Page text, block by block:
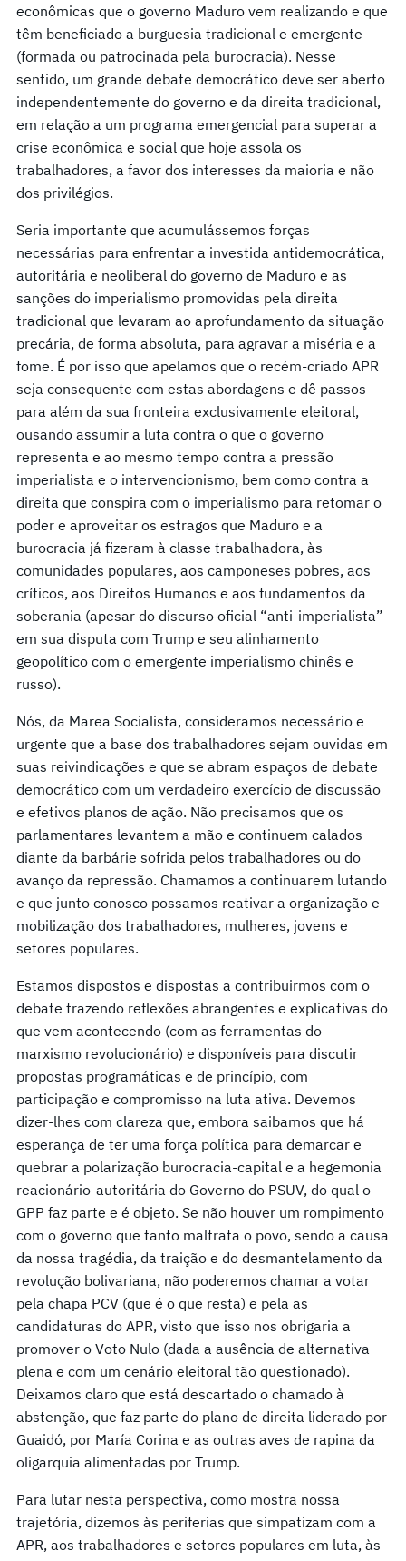
econômicas que o governo Maduro vem realizando e que
têm beneficiado a burguesia tradicional e emergente
(formada ou patrocinada pela burocracia). Nesse
sentido, um grande debate democrático deve ser aberto
independentemente do governo e da direita tradicional,
em relação a um programa emergencial para superar a
crise econômica e social que hoje assola os
trabalhadores, a favor dos interesses da maioria e não
dos privilégios.
Seria importante que acumulássemos forças
necessárias para enfrentar a investida antidemocrática,
autoritária e neoliberal do governo de Maduro e as
sanções do imperialismo promovidas pela direita
tradicional que levaram ao aprofundamento da situação
precária, de forma absoluta, para agravar a miséria e a
fome. É por isso que apelamos que o recém-criado APR
seja consequente com estas abordagens e dê passos
para além da sua fronteira exclusivamente eleitoral,
ousando assumir a luta contra o que o governo
representa e ao mesmo tempo contra a pressão
imperialista e o intervencionismo, bem como contra a
direita que conspira com o imperialismo para retomar o
poder e aproveitar os estragos que Maduro e a
burocracia já fizeram à classe trabalhadora, às
comunidades populares, aos camponeses pobres, aos
críticos, aos Direitos Humanos e aos fundamentos da
soberania (apesar do discurso oficial “anti-imperialista”
em sua disputa com Trump e seu alinhamento
geopolítico com o emergente imperialismo chinês e
russo).
Nós, da Marea Socialista, consideramos necessário e
urgente que a base dos trabalhadores sejam ouvidas em
suas reivindicações e que se abram espaços de debate
democrático com um verdadeiro exercício de discussão
e efetivos planos de ação. Não precisamos que os
parlamentares levantem a mão e continuem calados
diante da barbárie sofrida pelos trabalhadores ou do
avanço da repressão. Chamamos a continuarem lutando
e que junto conosco possamos reativar a organização e
mobilização dos trabalhadores, mulheres, jovens e
setores populares.
Estamos dispostos e dispostas a contribuirmos com o
debate trazendo reflexões abrangentes e explicativas do
que vem acontecendo (com as ferramentas do
marxismo revolucionário) e disponíveis para discutir
propostas programáticas e de princípio, com
participação e compromisso na luta ativa. Devemos
dizer-lhes com clareza que, embora saibamos que há
esperança de ter uma força política para demarcar e
quebrar a polarização burocracia-capital e a hegemonia
reacionário-autoritária do Governo do PSUV, do qual o
GPP faz parte e é objeto. Se não houver um rompimento
com o governo que tanto maltrata o povo, sendo a causa
da nossa tragédia, da traição e do desmantelamento da
revolução bolivariana, não poderemos chamar a votar
pela chapa PCV (que é o que resta) e pela as
candidaturas do APR, visto que isso nos obrigaria a
promover o Voto Nulo (dada a ausência de alternativa
plena e com um cenário eleitoral tão questionado).
Deixamos claro que está descartado o chamado à
abstenção, que faz parte do plano de direita liderado por
Guaidó, por María Corina e as outras aves de rapina da
oligarquia alimentadas por Trump.
Para lutar nesta perspectiva, como mostra nossa
trajetória, dizemos às periferias que simpatizam com a
APR, aos trabalhadores e setores populares em luta, às